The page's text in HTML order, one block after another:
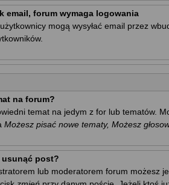
email, forum wymaga logowania
mogą wysyłać email przez
na forum?
temat na jedym z for lub tematów.
Możesz pisać nowe tematy, Możesz
usunąć post?
lub moderatorem forum możesz